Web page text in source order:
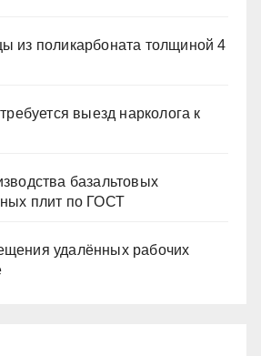
из поликарбоната толщиной 4
выезд нарколога к
базальтовых
плит по ГОСТ
удалённых рабочих